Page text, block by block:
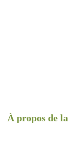
À propos de